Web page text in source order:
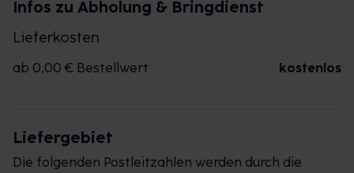
Infos zu Abholung & Bringdienst
Lieferkosten
ab 0,00 € Bestellwert kostenlos
Liefergebiet
Die folgenden Postleitzahlen werden durch die